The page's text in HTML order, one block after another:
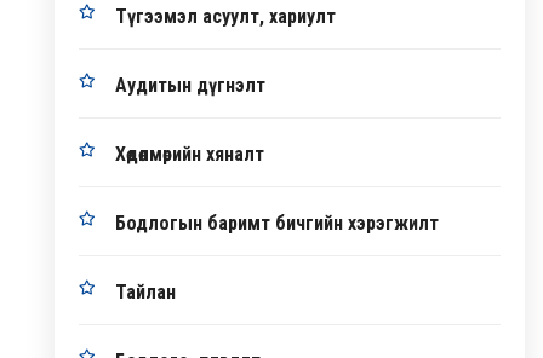
Түгээмэл асуулт, хариулт
Аудитын дүгнэлт
Хөдөлмөрийн хяналт
Бодлогын баримт бичгийн хэрэгжилт
Тайлан